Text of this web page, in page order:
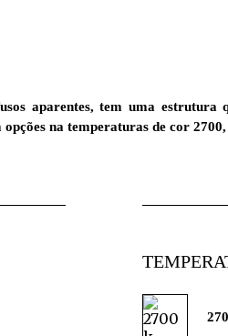
aparentes, tem uma estrutura
na temperaturas de cor